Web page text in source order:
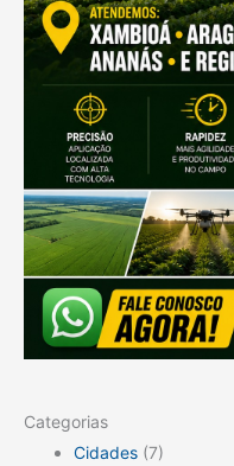
Categorias
Cidades (7)